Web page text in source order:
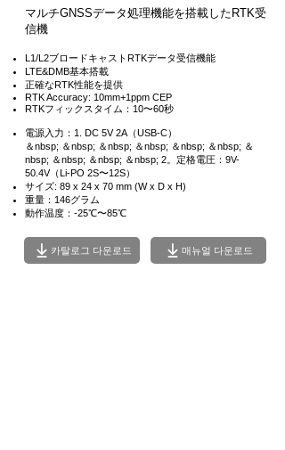
マルチGNSSデータ処理機能を搭載したRTK受
信機
L1/L2ブロードキャストRTKデータ受信機能
LTE&DMB基本搭載
正確なRTK性能を提供
RTK Accuracy: 10mm+1ppm CEP
RTKフィックスタイム：10〜60秒
電源入力：1. DC 5V 2A（USB-C）
＆nbsp; ＆nbsp; ＆nbsp; ＆nbsp; ＆nbsp; ＆nbsp; ＆
nbsp; ＆nbsp; ＆nbsp; ＆nbsp; 2。定格電圧：9V-
50.4V（Li-PO 2S〜12S）
サイズ: 89 x 24 x 70 mm (W x D x H)
重量：146グラム
動作温度：-25℃〜85℃
카탈로그 다운로드 매뉴얼 다운로드